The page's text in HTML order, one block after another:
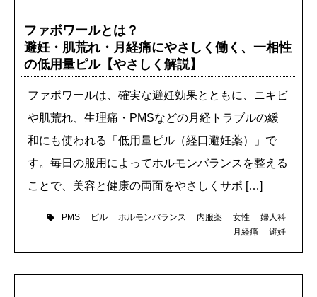
ファボワールとは？
避妊・肌荒れ・月経痛にやさしく働く、一相性
の低用量ピル【やさしく解説】
ファボワールは、確実な避妊効果とともに、ニキビ
や肌荒れ、生理痛・PMSなどの月経トラブルの緩
和にも使われる「低用量ピル（経口避妊薬）」で
す。毎日の服用によってホルモンバランスを整える
ことで、美容と健康の両面をやさしくサポ […]
PMS ピル ホルモンバランス 内服薬 女性
婦人科
月経痛
避妊